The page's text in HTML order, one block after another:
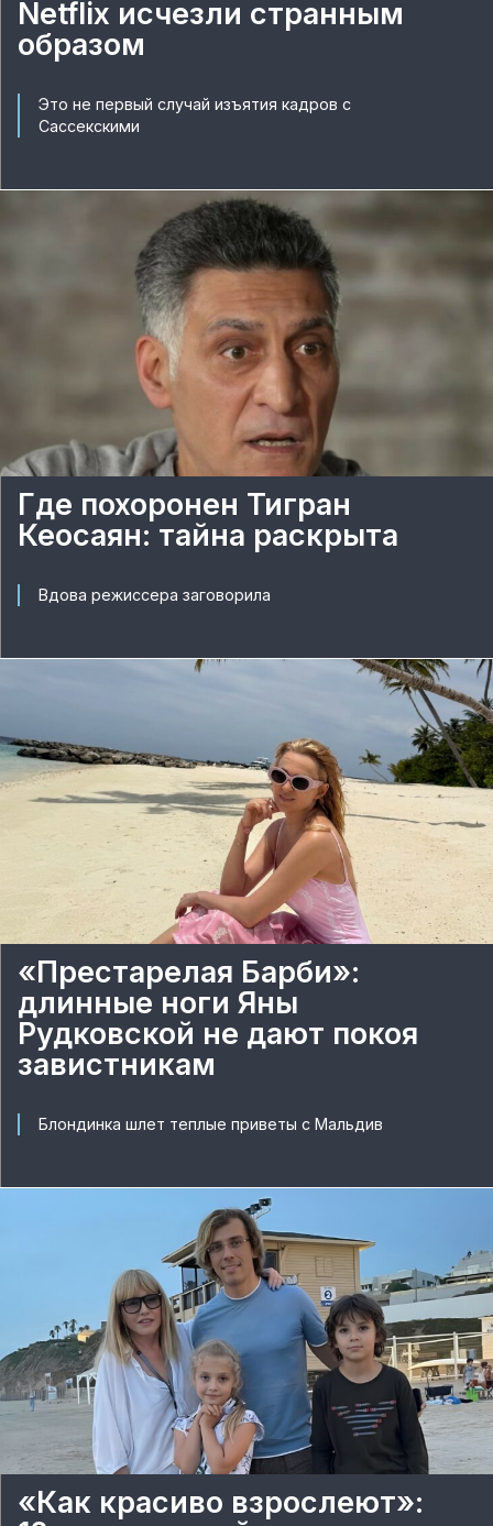
Netflix исчезли странным
образом
Это не первый случай изъятия кадров с
Сассекскими
Где похоронен Тигран
Кеосаян: тайна раскрыта
Вдова режиссера заговорила
«Престарелая Барби»:
длинные ноги Яны
Рудковской не дают покоя
завистникам
Блондинка шлет теплые приветы с Мальдив
«Как красиво взрослеют»: